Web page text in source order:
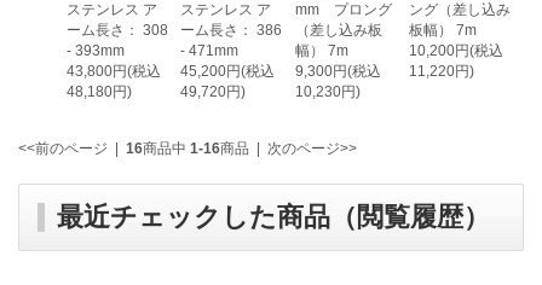
ステンレス ア
ーム長さ： 308
- 393mm
43,800円(税込
48,180円)
ステンレス ア
ーム長さ： 386
- 471mm
45,200円(税込
49,720円)
mm プロング
（差し込み板
幅） 7m
9,300円(税込
10,230円)
ング（差し込み
板幅） 7m
10,200円(税込
11,220円)
<<前のページ 16商品中 1-16商品 次のページ>>
最近チェックした商品（閲覧履歴）